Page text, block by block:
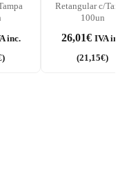
inc.
)
Retangular c/
100un
26,01€ IVA inc.
(21,15€)